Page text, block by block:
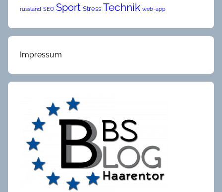
russland SEO Sport Stress Technik web-app
Impressum